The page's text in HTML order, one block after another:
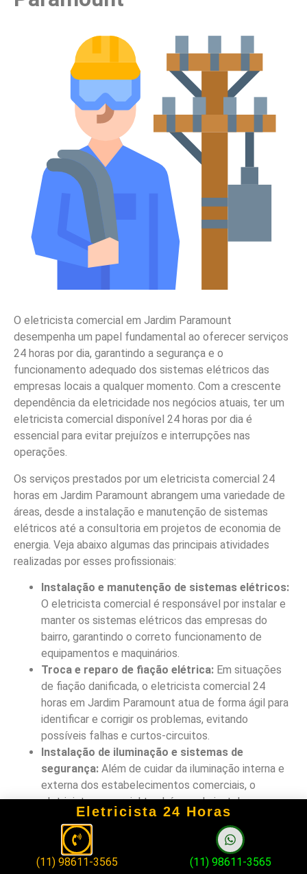
O eletricista comercial em Jardim Paramount
desempenha um papel fundamental ao oferecer serviços
24 horas por dia, garantindo a segurança e o
funcionamento adequado dos sistemas elétricos das
empresas locais a qualquer momento. Com a crescente
dependência da eletricidade nos negócios atuais, ter um
eletricista comercial disponível 24 horas por dia é
essencial para evitar prejuízos e interrupções nas
operações.
Os serviços prestados por um eletricista comercial 24
horas em Jardim Paramount abrangem uma variedade de
áreas, desde a instalação e manutenção de sistemas
elétricos até a consultoria em projetos de economia de
energia. Veja abaixo algumas das principais atividades
realizadas por esses profissionais:
Instalação e manutenção de sistemas elétricos:
O eletricista comercial é responsável por instalar e
manter os sistemas elétricos das empresas do
bairro, garantindo o correto funcionamento de
equipamentos e maquinários.
Troca e reparo de fiação elétrica: Em situações
de fiação danificada, o eletricista comercial 24
horas em Jardim Paramount atua de forma ágil para
identificar e corrigir os problemas, evitando
possíveis falhas e curtos-circuitos.
Instalação de iluminação e sistemas de
segurança: Além de cuidar da iluminação interna e
externa dos estabelecimentos comerciais, o
eletricista comercial também pode instalar
sistemas de segurança eletrônica, como câmeras e
alarmes, para proteger o patrimônio das empresas.
Consultoria e projetos de economia de energia:
Com expertise no setor elétrico, o eletricista
Eletricista 24 Horas
(11) 98611-3565 (11) 98611-3565